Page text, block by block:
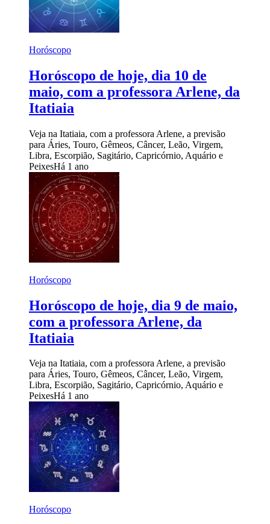
Horóscopo
Horóscopo de hoje, dia 10 de
maio, com a professora Arlene, da
Itatiaia
Veja na Itatiaia, com a professora Arlene, a previsão
para Áries, Touro, Gêmeos, Câncer, Leão, Virgem,
Libra, Escorpião, Sagitário, Capricórnio, Aquário e
PeixesHá 1 ano
Horóscopo
Horóscopo de hoje, dia 9 de maio,
com a professora Arlene, da
Itatiaia
Veja na Itatiaia, com a professora Arlene, a previsão
para Áries, Touro, Gêmeos, Câncer, Leão, Virgem,
Libra, Escorpião, Sagitário, Capricórnio, Aquário e
PeixesHá 1 ano
Horóscopo